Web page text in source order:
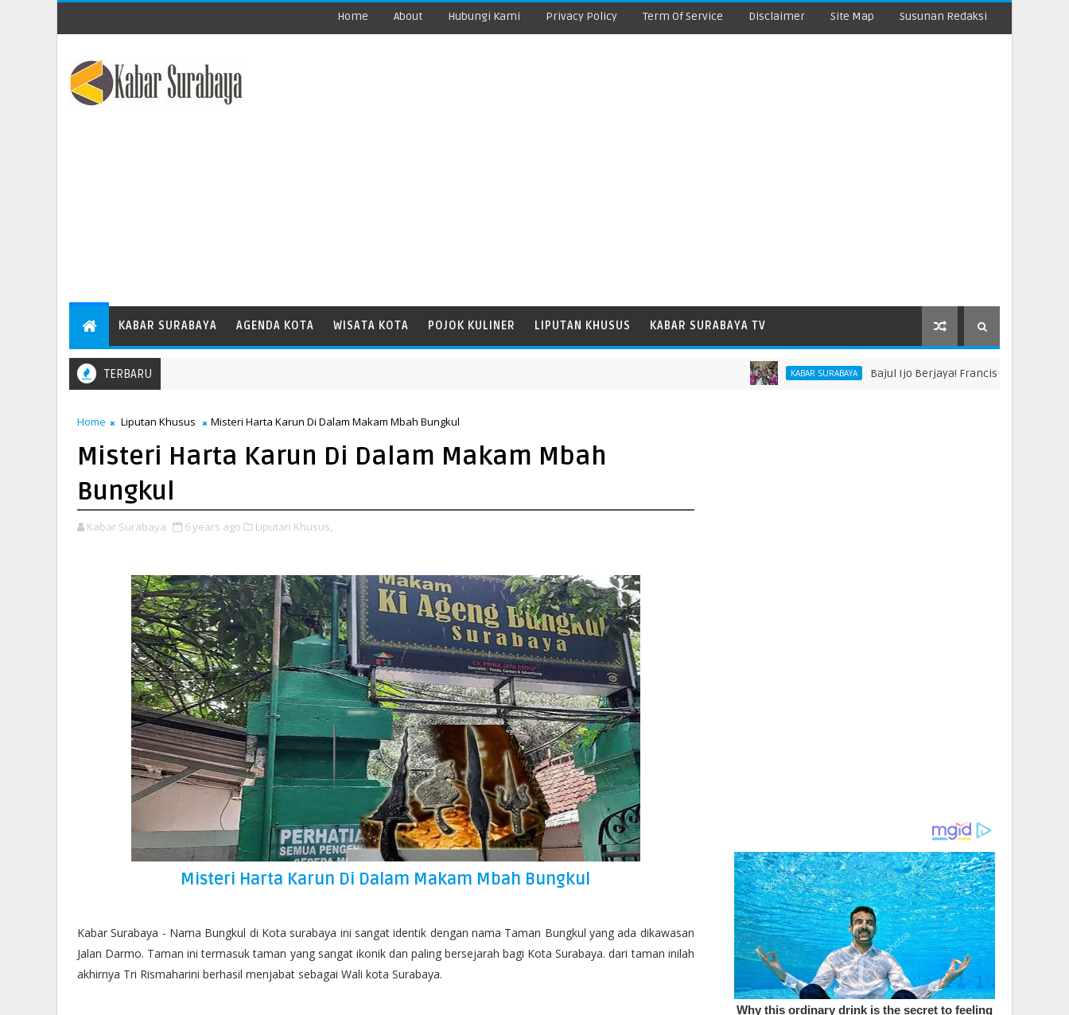
Home About Hubungi Kami Privacy Policy Term Of Service Disclaimer Site Map Susunan Redaksi
KABAR SURABAYA AGENDA KOTA WISATA KOTA POJOK KULINER LIPUTAN KHUSUS KABAR SURABAYA TV
TERBARU KABAR SURABAYA Bajul Ijo Berjaya! Francisco Rivera hingga
Home Liputan Khusus Misteri Harta Karun Di Dalam Makam Mbah Bungkul
Misteri Harta Karun Di Dalam Makam Mbah
Bungkul
Kabar Surabaya 6 years ago Liputan Khusus,
Misteri Harta Karun Di Dalam Makam Mbah Bungkul
Kabar Surabaya - Nama Bungkul di Kota surabaya ini sangat identik dengan nama Taman Bungkul yang ada dikawasan
Jalan Darmo. Taman ini termasuk taman yang sangat ikonik dan paling bersejarah bagi Kota Surabaya. dari taman inilah
akhirnya Tri Rismaharini berhasil menjabat sebagai Wali kota Surabaya.